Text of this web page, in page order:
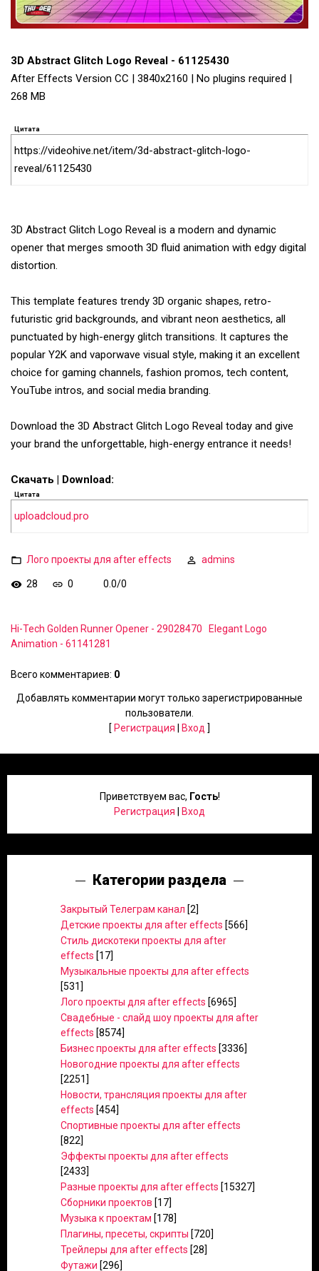
3D Abstract Glitch Logo Reveal - 61125430
After Effects Version CC | 3840x2160 | No plugins required |
268 MB
Цитата
https://videohive.net/item/3d-abstract-glitch-logo-
reveal/61125430
3D Abstract Glitch Logo Reveal is a modern and dynamic
opener that merges smooth 3D fluid animation with edgy digital
distortion.
This template features trendy 3D organic shapes, retro-
futuristic grid backgrounds, and vibrant neon aesthetics, all
punctuated by high-energy glitch transitions. It captures the
popular Y2K and vaporwave visual style, making it an excellent
choice for gaming channels, fashion promos, tech content,
YouTube intros, and social media branding.
Download the 3D Abstract Glitch Logo Reveal today and give
your brand the unforgettable, high-energy entrance it needs!
Скачать | Download:
Цитата
uploadcloud.pro
Лого проекты для after effects admins
28 0 0.0/0
Hi-Tech Golden Runner Opener - 29028470
Elegant Logo
Animation - 61141281
Всего комментариев: 0
Добавлять комментарии могут только зарегистрированные
пользователи.
[ Регистрация Вход ]
Приветствуем вас, Гость!
Регистрация
Вход
Категории раздела
Закрытый Телеграм канал [2]
Детские проекты для after effects [566]
Стиль дискотеки проекты для after
effects [17]
Музыкальные проекты для after effects
[531]
Лого проекты для after effects [6965]
Свадебные - слайд шоу проекты для after
effects [8574]
Бизнес проекты для after effects [3336]
Новогодние проекты для after effects
[2251]
Новости, трансляция проекты для after
effects [454]
Спортивные проекты для after effects
[822]
Эффекты проекты для after effects
[2433]
Разные проекты для after effects [15327]
Сборники проектов [17]
Музыка к проектам [178]
Плагины, пресеты, скрипты [720]
Трейлеры для after effects [28]
Футажи [296]